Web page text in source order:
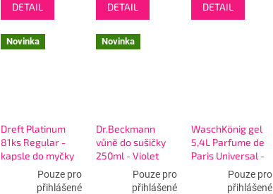
DETAIL DETAIL DETAIL
Novinka
Dreft Platinum
81ks Regular -
kapsle do myčky
Pouze pro
přihlášené
Novinka
Dr.Beckmann
vůně do sušičky
250ml - Violet
Bloom - fialová
Pouze pro
přihlášené
WaschKönig gel
5,4L Parfume de
Paris Universal -
Pouze pro
přihlášené